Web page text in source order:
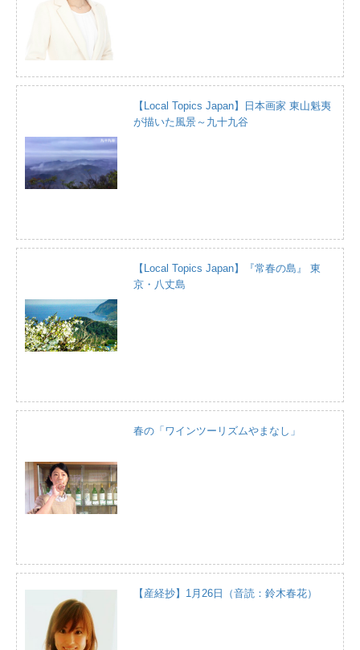
【Local Topics Japan】日本画家 東山魁夷
が描いた風景～九十九谷
【Local Topics Japan】『常春の島』 東
京・八丈島
春の「ワインツーリズムやまなし」
【産経抄】1月26日（音読：鈴木春花）